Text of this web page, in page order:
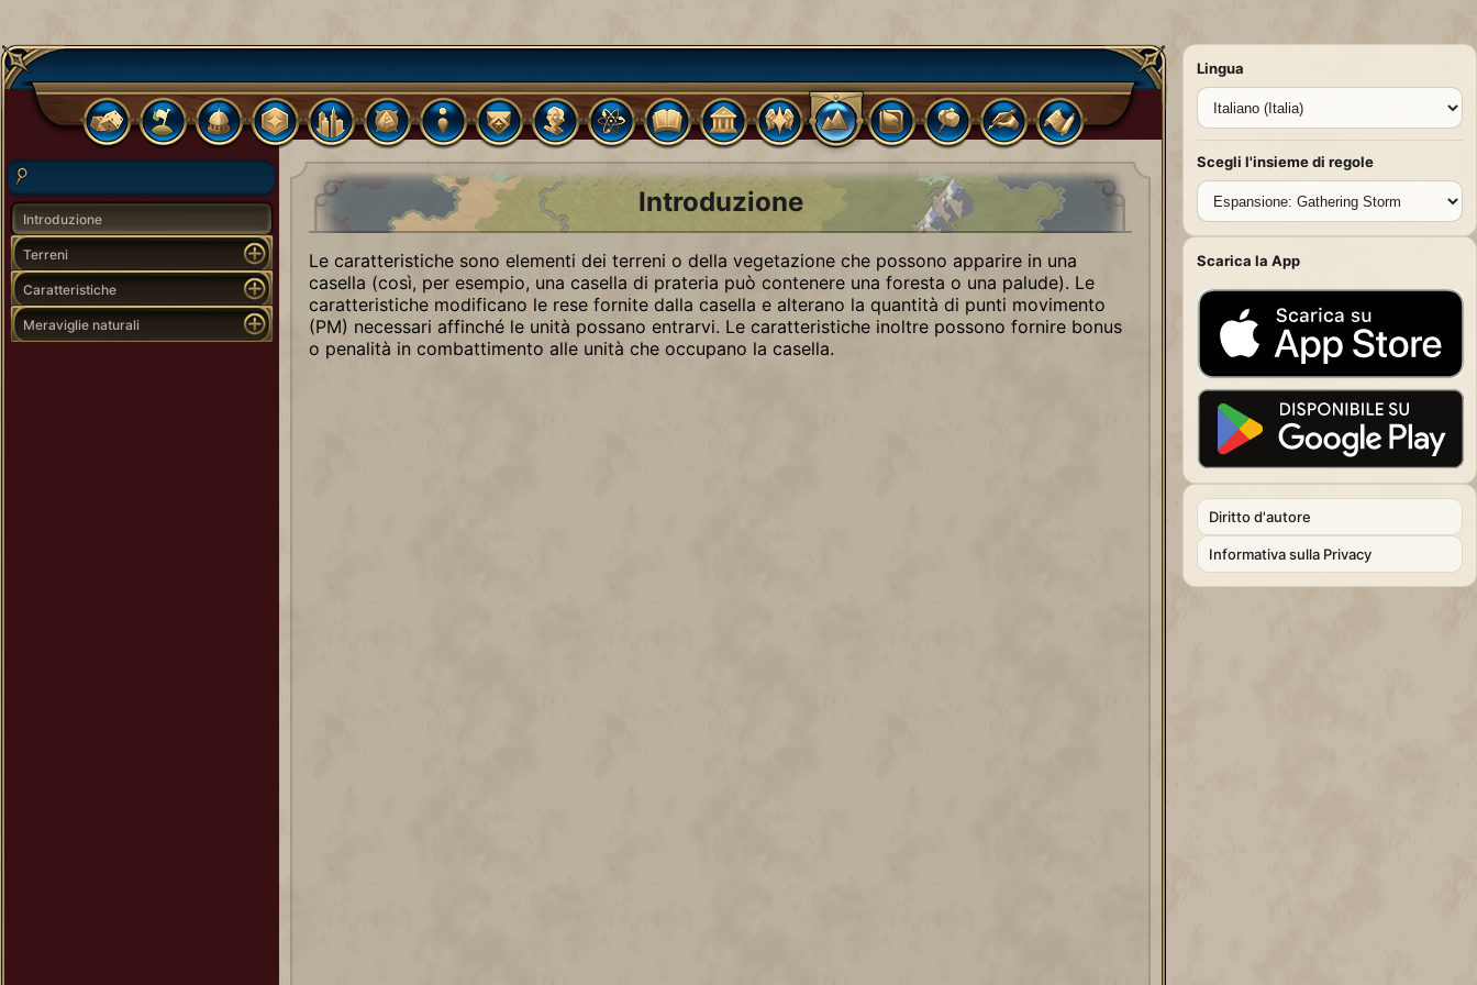
Introduzione
Terreni
Caratteristiche
Meraviglie naturali
Introduzione
Le caratteristiche sono elementi dei terreni o della vegetazione che possono apparire in una
casella (così, per esempio, una casella di prateria può contenere una foresta o una palude). Le
caratteristiche modificano le rese fornite dalla casella e alterano la quantità di punti movimento
(PM) necessari affinché le unità possano entrarvi. Le caratteristiche inoltre possono fornire bonus
o penalità in combattimento alle unità che occupano la casella.
Lingua
Scegli l'insieme di regole
Scarica la App
Diritto d'autore
Informativa sulla Privacy